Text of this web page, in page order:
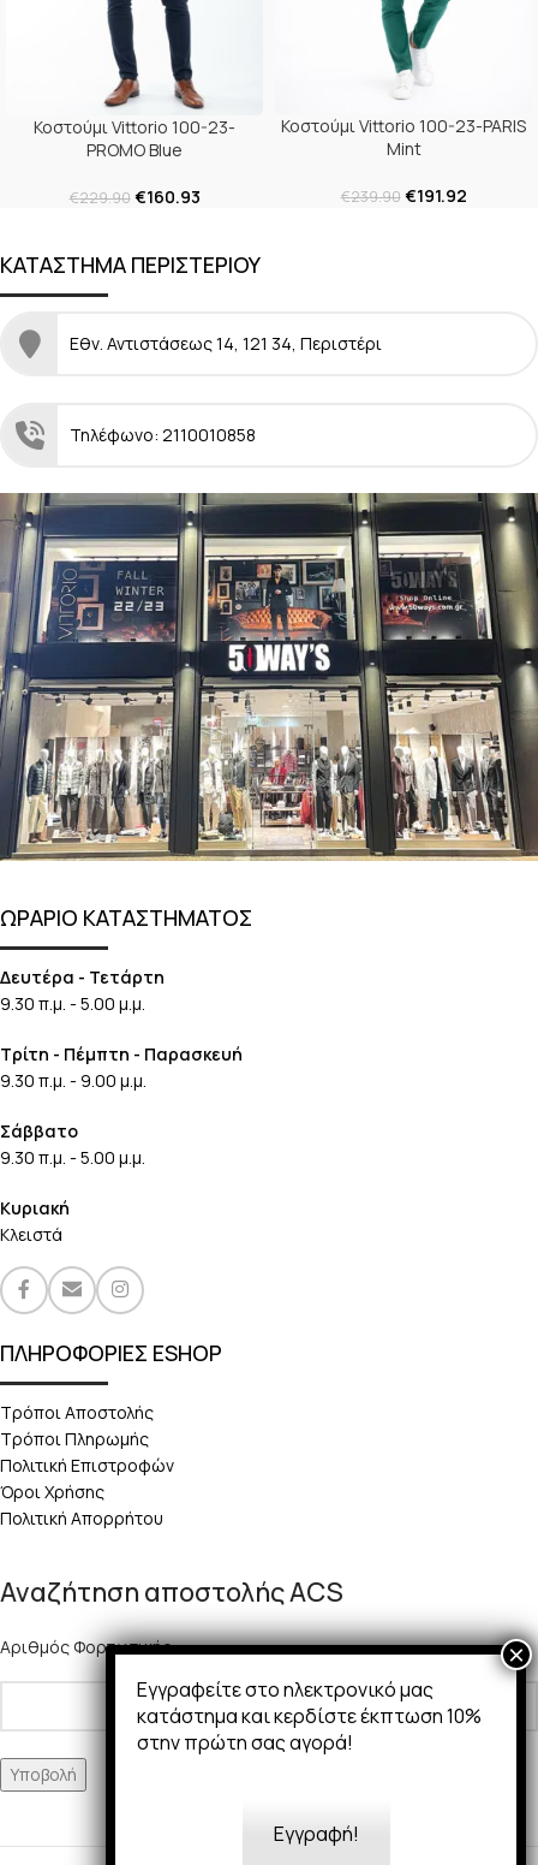
Κοστούμι Vittorio 100-23-
PROMO Blue
€229.90 €160.93
Κοστούμι Vittorio 100-23-PARIS
Mint
€239.90 €191.92
ΚΑΤΑΣΤΗΜΑ ΠΕΡΙΣΤΕΡΙΟΥ
Εθν. Αντιστάσεως 14, 121 34, Περιστέρι
Τηλέφωνο: 2110010858
ΩΡΑΡΙΟ ΚΑΤΑΣΤΗΜΑΤΟΣ
Δευτέρα - Τετάρτη
9.30 π.μ. - 5.00 μ.μ.
Τρίτη - Πέμπτη - Παρασκευή
9.30 π.μ. - 9.00 μ.μ.
Σάββατο
9.30 π.μ. - 5.00 μ.μ.
Κυριακή
Κλειστά
ΠΛΗΡΟΦΟΡΙΕΣ ESHOP
Τρόποι Αποστολής
Τρόποι Πληρωμής
Πολιτική Επιστροφών
Όροι Χρήσης
Πολιτική Απορρήτου
Αναζήτηση αποστολής ACS
Αριθμός Φορτωτικής:
Εγγραφείτε στο ηλεκτρονικό μας
κατάστημα και κερδίστε έκπτωση 10%
στην πρώτη σας αγορά!
Εγγραφή!